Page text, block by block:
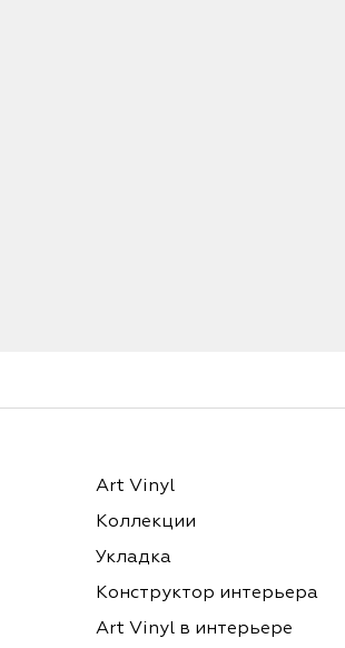
Art Vinyl
Коллекции
Укладка
Конструктор интерьера
Art Vinyl в интерьере